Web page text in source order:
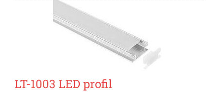
LT-1003 LED profil